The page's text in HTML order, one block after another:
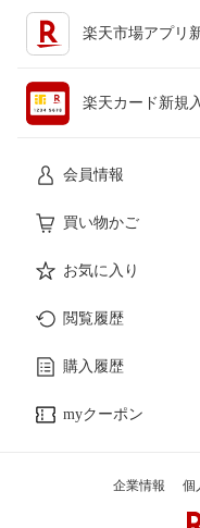
楽天市場アプリ
楽天カード新規
会員情報
買い物かご
お気に入り
閲覧履歴
購入履歴
myクーポン
企業情報 個